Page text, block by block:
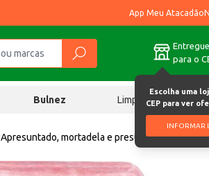
App Meu Atacadão
para o
Escolha uma
CEP para ver
INFORMAR
Bulnez Limpeza
Apresuntado, mortadela e presunto